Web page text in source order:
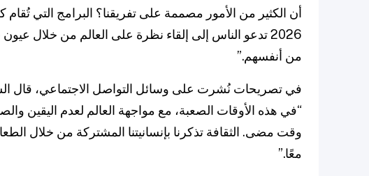
أن الكثير من الأمور مصممة على تفريقنا؟ البرامج التي
2026 تدعو الناس إلى إلقاء نظرة على العالم من
من أنفسهم.”
في تصريحات نُشرت على وسائل التواصل الاجتماعي، قال
“في هذه الأوقات الصعبة، مع مواجهة العالم لعدم اليقين
وقت مضى. الثقافة تذكرنا بإنسانيتنا المشتركة من خلال
معًا.”